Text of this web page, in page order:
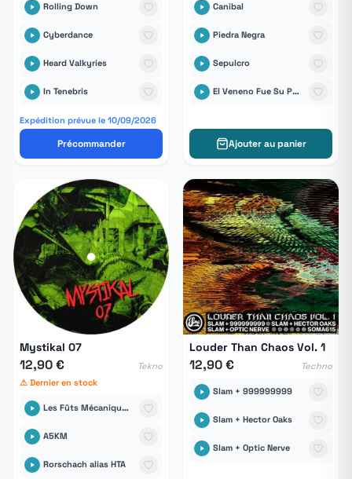
Rolling Down
Cyberdance
Heard Valkyries
In Tenebris
Expédition prévue le 10/09/2026
Précommander
Canibal
Piedra Negra
Sepulcro
El Veneno Fue Su Palabra
Ajouter au panier
Mystikal 07
12,90 €
Tekno
⚠ Dernier en stock
Les Fûts Mécaniques Tikal Sound Records
A5KM
Rorschach alias HTA
Louder Than Chaos Vol. 1
12,90 € Techno
Slam + 999999999
Slam + Hector Oaks
Slam + Optic Nerve